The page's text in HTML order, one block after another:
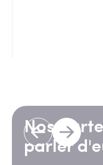
Nos
parler